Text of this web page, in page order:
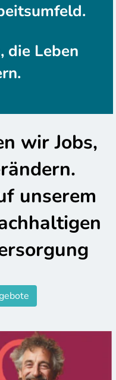
die Leben
wir Jobs,
unserem